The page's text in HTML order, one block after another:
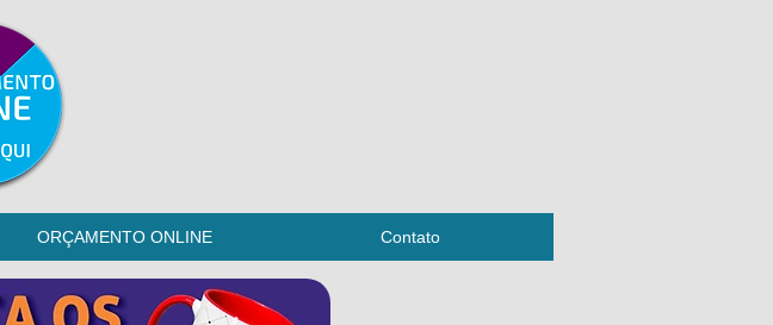
ORÇAMENTO ONLINE Contato